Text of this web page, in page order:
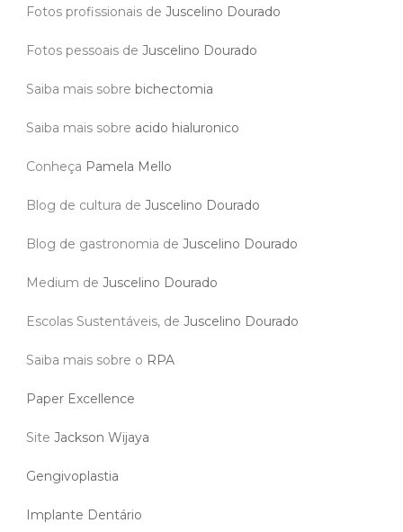
Fotos profissionais de Juscelino Dourado
Fotos pessoais de Juscelino Dourado
Saiba mais sobre bichectomia
Saiba mais sobre acido hialuronico
Conheça Pamela Mello
Blog de cultura de Juscelino Dourado
Blog de gastronomia de Juscelino Dourado
Medium de Juscelino Dourado
Escolas Sustentáveis, de Juscelino Dourado
Saiba mais sobre o RPA
Paper Excellence
Site Jackson Wijaya
Gengivoplastia
Implante Dentário